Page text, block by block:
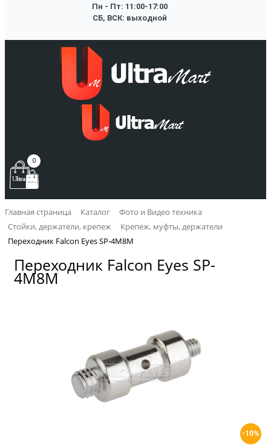
Пн - Пт: 11:00-17:00
СБ, ВСК: выходной
0
Главная страница Каталог
Фото и Видео техника
Стойки, держатели, крепеж
Крепеж, муфты, держатели
Переходник Falcon Eyes SP-4M8M
Переходник Falcon Eyes SP-
4M8M
-10%